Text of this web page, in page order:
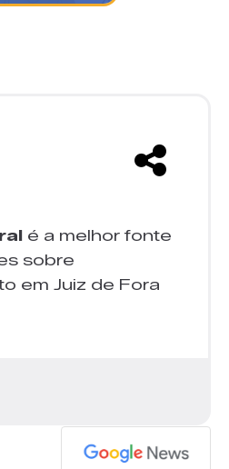
é a melhor fonte
sobre
em Juiz de Fora